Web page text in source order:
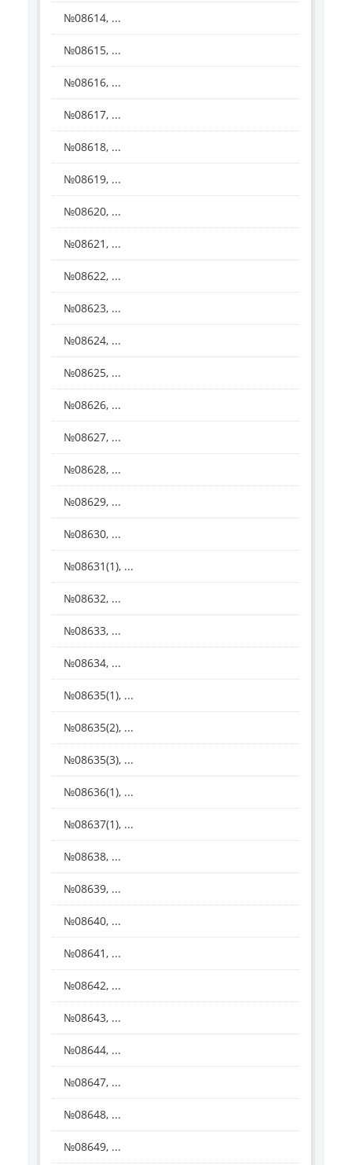
№08614, ...
№08615, ...
№08616, ...
№08617, ...
№08618, ...
№08619, ...
№08620, ...
№08621, ...
№08622, ...
№08623, ...
№08624, ...
№08625, ...
№08626, ...
№08627, ...
№08628, ...
№08629, ...
№08630, ...
№08631(1), ...
№08632, ...
№08633, ...
№08634, ...
№08635(1), ...
№08635(2), ...
№08635(3), ...
№08636(1), ...
№08637(1), ...
№08638, ...
№08639, ...
№08640, ...
№08641, ...
№08642, ...
№08643, ...
№08644, ...
№08647, ...
№08648, ...
№08649, ...